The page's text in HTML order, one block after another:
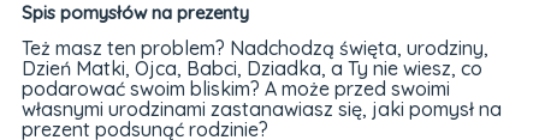
Spis pomysłów na prezenty
Też masz ten problem? Nadchodzą święta, urodziny,
Dzień Matki, Ojca, Babci, Dziadka, a Ty nie wiesz, co
podarować swoim bliskim? A może przed swoimi
własnymi urodzinami zastanawiasz się, jaki pomysł na
prezent podsunąć rodzinie?